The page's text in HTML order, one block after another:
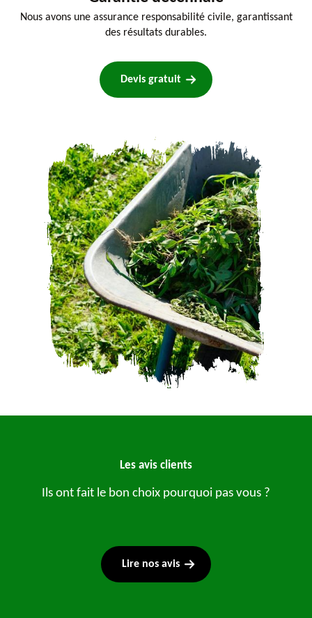
Nous avons une assurance responsabilité civile, garantissant
des résultats durables.
Devis gratuit
Les avis clients
Ils ont fait le bon choix pourquoi pas vous ?
Lire nos avis